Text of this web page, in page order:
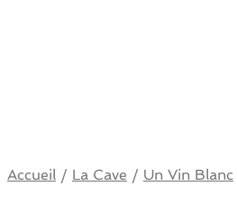
Accueil / La Cave / Un Vin Blanc